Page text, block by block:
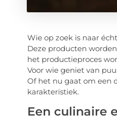
Wie op zoek is naar
Deze producten
het productieproces
Voor wie geniet van
Of het nu gaat om een
karakteristiek.
Een culinaire